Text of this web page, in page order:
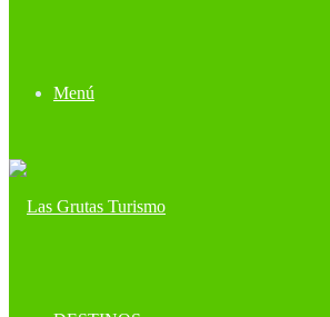
Menú